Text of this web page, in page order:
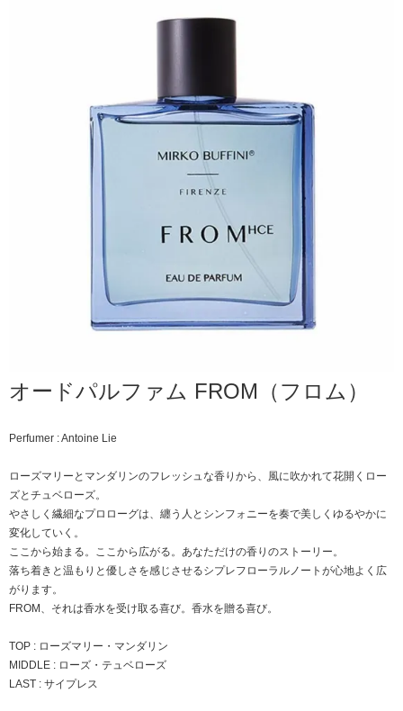
オードパルファム FROM（フロム）
Perfumer : Antoine Lie
ローズマリーとマンダリンのフレッシュな香りから、風に吹かれて花開くロー
ズとチュベローズ。
やさしく繊細なプロローグは、纏う人とシンフォニーを奏で美しくゆるやかに
変化していく。
ここから始まる。ここから広がる。あなただけの香りのストーリー。
落ち着きと温もりと優しさを感じさせるシプレフローラルノートが心地よく広
がります。
FROM、それは香水を受け取る喜び。香水を贈る喜び。
TOP : ローズマリー・マンダリン
MIDDLE : ローズ・テュベローズ
LAST : サイプレス